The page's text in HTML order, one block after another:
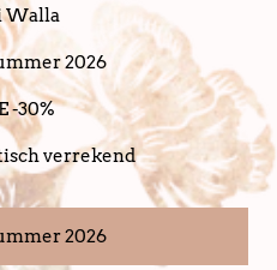
Walla
2026
-30%
verrekend
2026
Nederland (EUR €)
voorbehouden